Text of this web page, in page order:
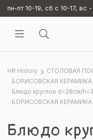
пн-пт 10-19, сб с 10-17, вс
HR History СТОЛОВАЯ
БОРИСОВСКАЯ КЕРАМИКА
Блюдо круглое d=28см/
БОРИСОВСКАЯ КЕРАМИКА
Блюдо